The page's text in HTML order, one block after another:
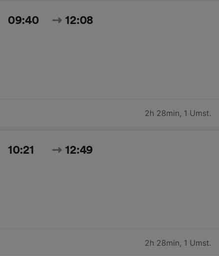
09:40 12:08
2h 28min, 1 Umst.
10:21 12:49
2h 28min, 1 Umst.